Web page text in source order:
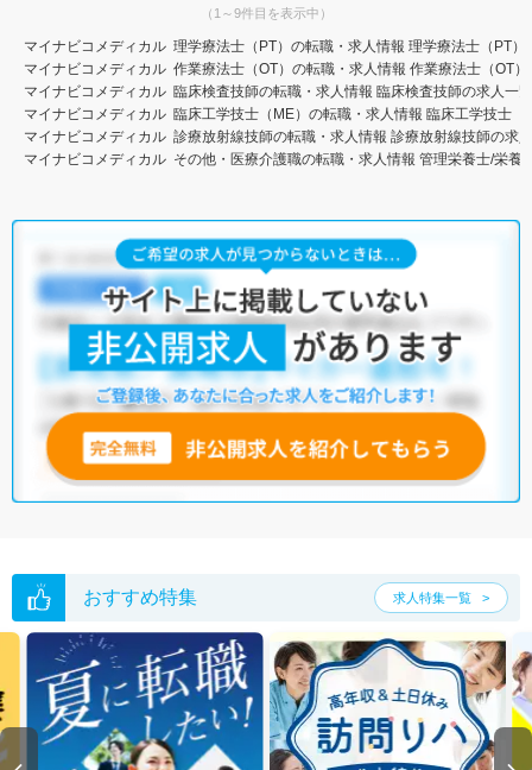
（1～9件目を表示中）
マイナビコメディカル 理学療法士（PT）の転職・求人情報 理学療法士（PT）
マイナビコメディカル 作業療法士（OT）の転職・求人情報 作業療法士（OT
マイナビコメディカル 臨床検査技師の転職・求人情報 臨床検査技師の求人一覧
マイナビコメディカル 臨床工学技士（ME）の転職・求人情報 臨床工学技士（
マイナビコメディカル 診療放射線技師の転職・求人情報 診療放射線技師の求
マイナビコメディカル その他・医療介護職の転職・求人情報 管理栄養士/栄養
おすすめ特集 求人特集一覧